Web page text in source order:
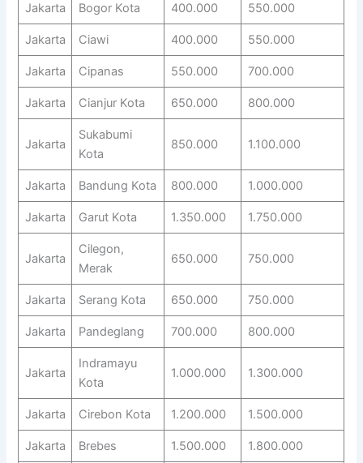
Jakarta Bogor Kota 400.000 550.000
Jakarta Ciawi 400.000 550.000
Jakarta Cipanas 550.000 700.000
Jakarta Cianjur Kota 650.000 800.000
Jakarta
Sukabumi
Kota
850.000 1.100.000
Jakarta Bandung Kota 800.000 1.000.000
Jakarta Garut Kota 1.350.000 1.750.000
Jakarta
Cilegon,
Merak
650.000 750.000
Jakarta Serang Kota 650.000 750.000
Jakarta Pandeglang 700.000 800.000
Jakarta
Indramayu
Kota
1.000.000 1.300.000
Jakarta Cirebon Kota 1.200.000 1.500.000
Jakarta Brebes 1.500.000 1.800.000